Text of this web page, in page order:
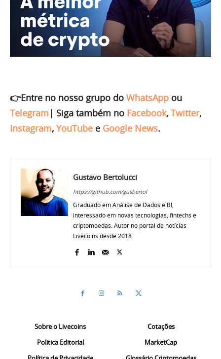
👉Entre no nosso grupo do WhatsApp ou
Telegram | Siga também no Facebook, Twitter,
Instagram, YouTube e Google News.
Gustavo Bertolucci
https://github.com/gusbertol
Graduado em Análise de Dados e BI,
interessado em novas tecnologias, fintechs e
criptomoedas. Autor no portal de notícias
Livecoins desde 2018.
Sobre o Livecoins
Politica Editorial
Cotações
MarketCap